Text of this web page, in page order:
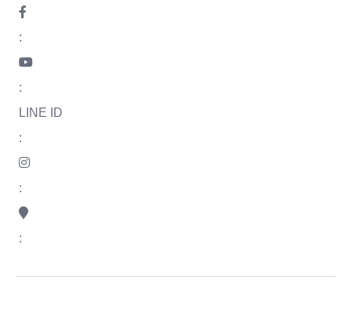
:
:
LINE ID
:
:
: